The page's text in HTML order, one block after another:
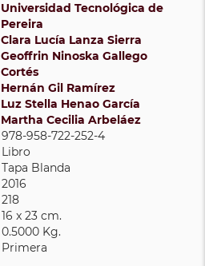
Universidad Tecnológica de
Pereira
Clara Lucía Lanza Sierra
Geoffrin Ninoska Gallego
Cortés
Hernán Gil Ramírez
Luz Stella Henao García
Martha Cecilia Arbeláez
978-958-722-252-4
Libro
Tapa Blanda
2016
218
16 x 23 cm.
0.5000 Kg.
Primera